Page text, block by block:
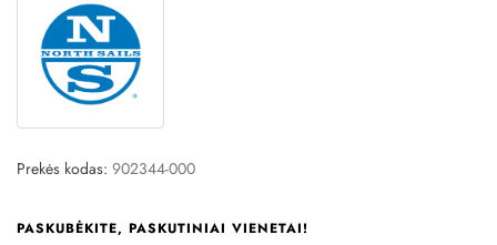
Prekės kodas: 902344-000
PASKUBĖKITE, PASKUTINIAI VIENETAI!